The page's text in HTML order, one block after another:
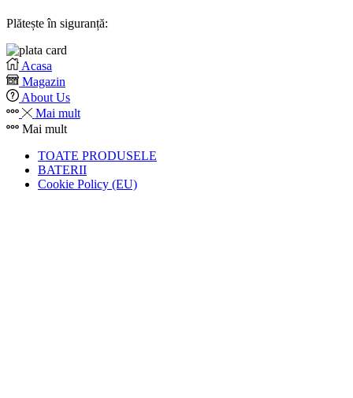
Plătește în siguranță:
Acasa
Magazin
About Us
Mai mult
Mai mult
TOATE PRODUSELE
BATERII
Cookie Policy (EU)